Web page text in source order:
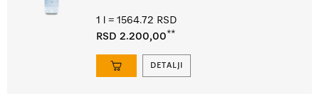
1 l = 1564.72 RSD
RSD 2.200,00**
DETALJI